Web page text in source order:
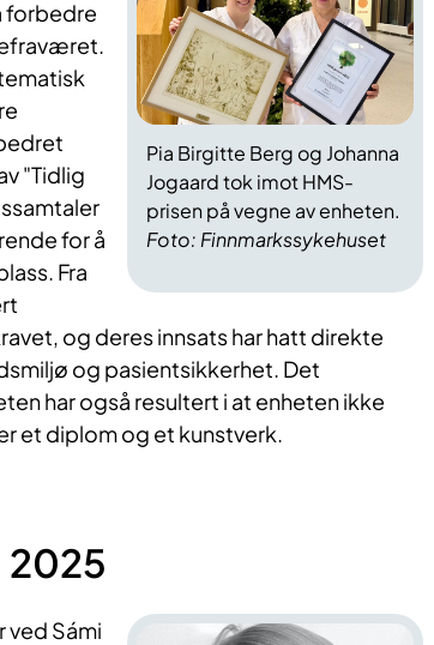
Foto: Finnmarkssykehuset
Pia Birgitte Berg og Johanna
Jogaard tok imot HMS-
prisen på vegne av enheten.
forbedre
"Tidlig
for å
Fra
og deres innsats har hatt direkte
og pasientsikkerhet. Det
har også resultert i at enheten ikke
et diplom og et kunstverk.
2025
ved Sámi